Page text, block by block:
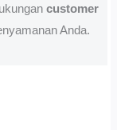
customer
Anda.